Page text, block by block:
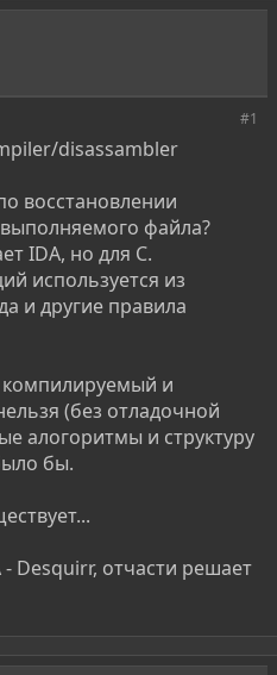
#1
disassambler
восстановлении
выполняемого файла?
IDA, но для C.
используется из
и другие правила
и
(без отладочной
алогоритмы и структуру
бы.
Desquirr, отчасти решает